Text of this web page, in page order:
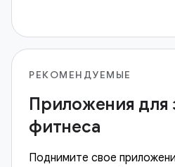
РЕКОМЕНДУЕМЫЕ
Приложения для
фитнеса
Поднимите свое